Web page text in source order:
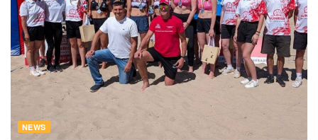
NEWS